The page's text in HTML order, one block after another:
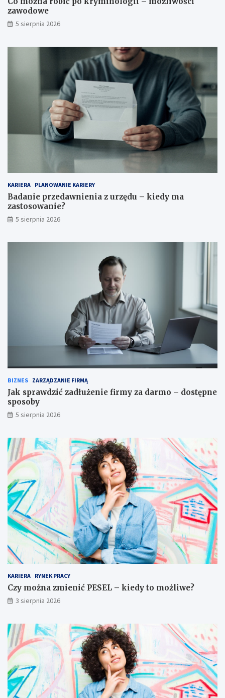
zawodowe
5 sierpnia 2026
KARIERA PLANOWANIE KARIERY
Badanie przedawnienia z urzędu – kiedy ma
zastosowanie?
5 sierpnia 2026
BIZNES ZARZĄDZANIE FIRMĄ
Jak sprawdzić zadłużenie firmy za darmo – dostępne
sposoby
5 sierpnia 2026
KARIERA RYNEK PRACY
Czy można zmienić PESEL – kiedy to możliwe?
3 sierpnia 2026